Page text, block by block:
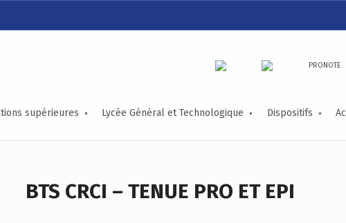
supérieures Lycée Général et Technologique Dispositifs
PRONOTE
BTS CRCI – TENUE PRO ET EPI